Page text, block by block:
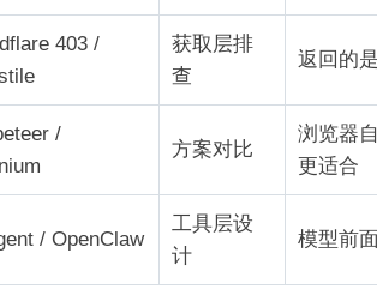
403 /
获取层排
查
返回的
/
方案对比
浏览器
更适合
/ OpenClaw
工具层设
计
模型前